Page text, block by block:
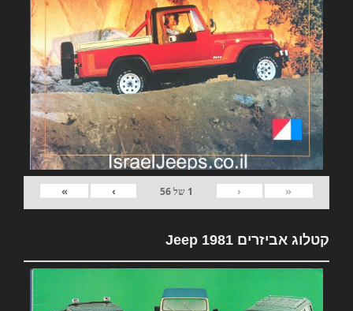
«
‹
1 של56
›
»
קטלוג אביזרים 1981 Jeep